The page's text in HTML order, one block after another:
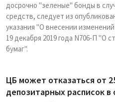
досрочно "зеленые" бонды в
средств, следует из
указания "О внесении
19 декабря 2019 года N706-П "О
бумаг".
ЦБ может отказаться от
депозитарных расписок